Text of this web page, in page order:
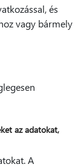
és
vagy bármely
az adatokat,
A